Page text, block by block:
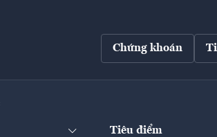
Chứng khoán
Tiêu điểm